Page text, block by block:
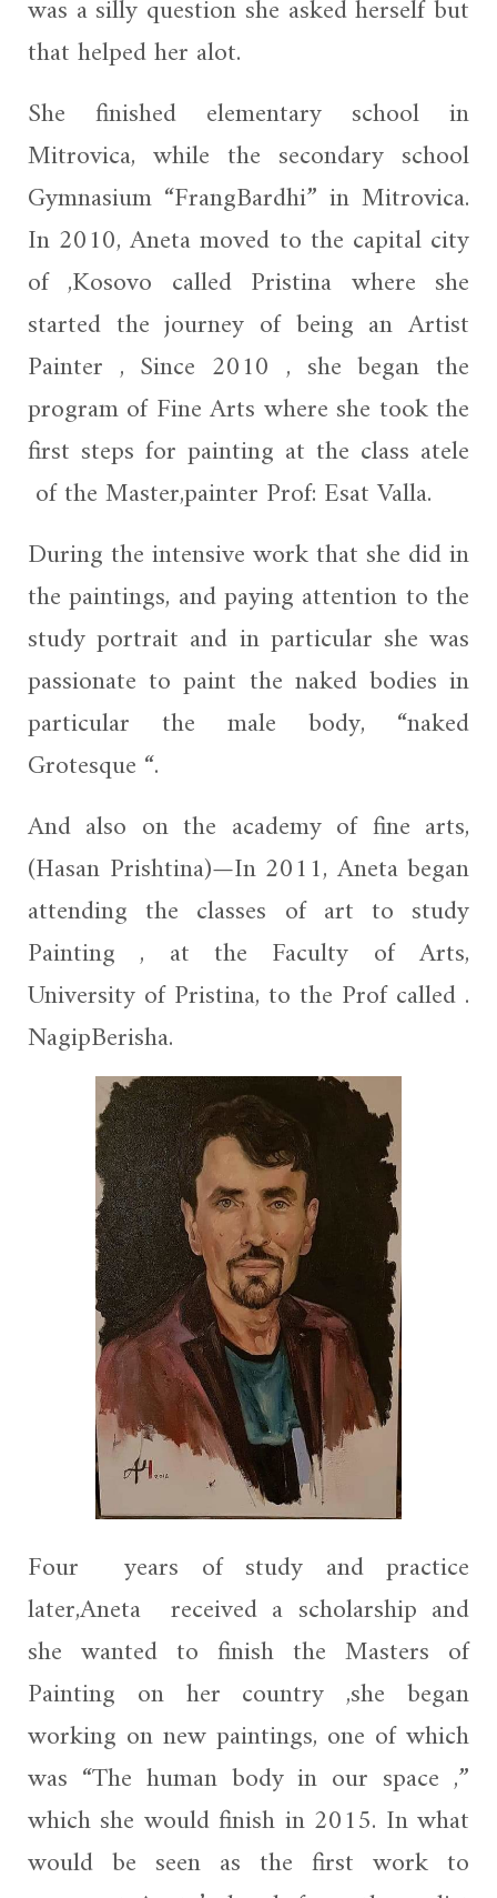
was a silly question she asked herself but
that helped her alot.
She finished elementary school in
Mitrovica, while the secondary school
Gymnasium “FrangBardhi” in Mitrovica.
In 2010, Aneta moved to the capital city
of ,Kosovo called Pristina where she
started the journey of being an Artist
Painter , Since 2010 , she began the
program of Fine Arts where she took the
first steps for painting at the class atele
of the Master,painter Prof: Esat Valla.
During the intensive work that she did in
the paintings, and paying attention to the
study portrait and in particular she was
passionate to paint the naked bodies in
particular the male body, “naked
Grotesque “.
And also on the academy of fine arts,
(Hasan Prishtina)—In 2011, Aneta began
attending the classes of art to study
Painting , at the Faculty of Arts,
University of Pristina, to the Prof called .
NagipBerisha.
Four years of study and practice
later,Aneta received a scholarship and
she wanted to finish the Masters of
Painting on her country ,she began
working on new paintings, one of which
was “The human body in our space ,”
which she would finish in 2015. In what
would be seen as the first work to